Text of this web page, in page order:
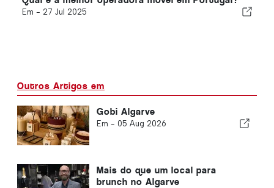
Em - 27 Jul 2025
Outros Artigos em
Gobi Algarve
Em - 05 Aug 2026
Mais do que um local para
brunch no Algarve